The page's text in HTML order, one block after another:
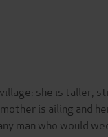
she is taller,
is ailing and
man who would